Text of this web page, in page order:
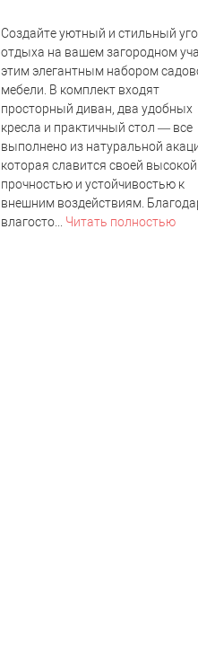
Создайте уютный и стильный
отдыха на вашем загородном
этим элегантным набором
мебели. В комплект входят
просторный диван, два удобных
кресла и практичный стол — все
выполнено из натуральной
которая славится своей высокой
прочностью и устойчивостью к
внешним воздействиям.
влагосто... Читать полностью